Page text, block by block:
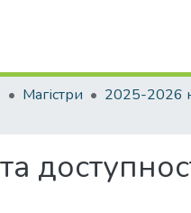
Магістри